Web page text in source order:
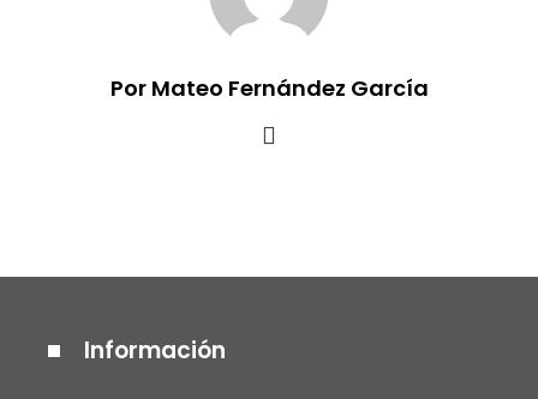
Por Mateo Fernández García
Información